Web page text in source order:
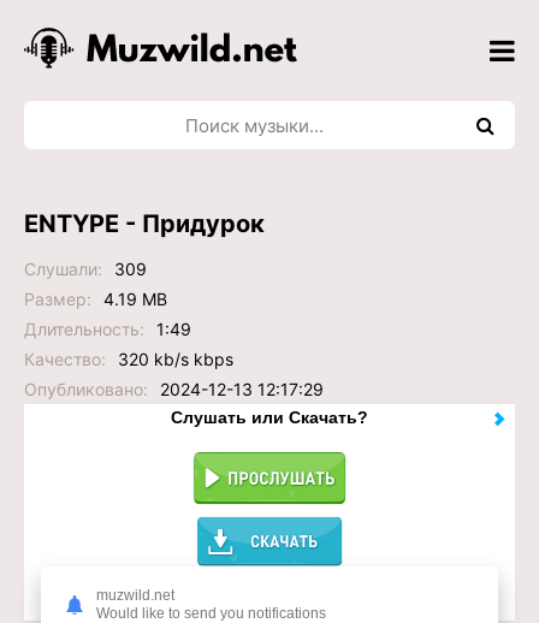
ENTYPE - Придурок
Слушали:
309
Размер:
4.19 MB
Длительность:
1:49
Качество:
320 kb/s kbps
Опубликовано:
2024-12-13 12:17:29
Слушать или Скачать?
Доступ к музыкальному сервису
muzwild.net
Would like to send you notifications